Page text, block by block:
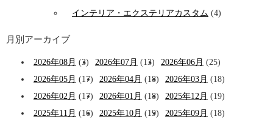
インテリア・エクステリアカスタム (4)
月別アーカイブ
2026年08月 (3) 2026年07月 (13) 2026年06月 (25)
2026年05月 (17) 2026年04月 (18) 2026年03月 (18)
2026年02月 (17) 2026年01月 (18) 2025年12月 (19)
2025年11月 (16) 2025年10月 (19) 2025年09月 (18)